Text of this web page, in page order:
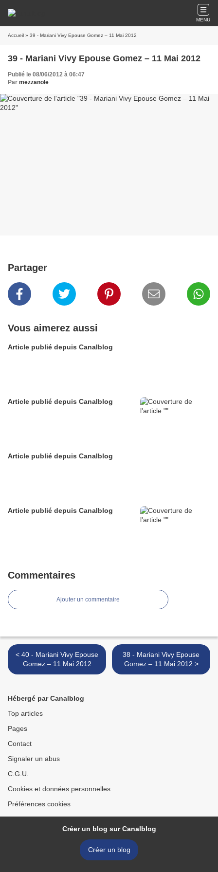
MENU
Accueil » 39 - Mariani Vivy Epouse Gomez – 11 Mai 2012
39 - Mariani Vivy Epouse Gomez – 11 Mai 2012
Publié le 08/06/2012 à 06:47
Par mezzanole
Partager
Vous aimerez aussi
Article publié depuis Canalblog
Article publié depuis Canalblog
Article publié depuis Canalblog
Article publié depuis Canalblog
Commentaires
Ajouter un commentaire
< 40 - Mariani Vivy Epouse
Gomez – 11 Mai 2012
38 - Mariani Vivy Epouse
Gomez – 11 Mai 2012 >
Hébergé par Canalblog
Top articles
Pages
Contact
Signaler un abus
C.G.U.
Cookies et données personnelles
Préférences cookies
Créer un blog sur Canalblog
Créer un blog